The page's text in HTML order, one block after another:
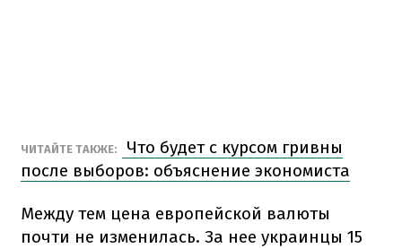
ЧИТАЙТЕ ТАКЖЕ:
Что будет с курсом гривны
после выборов: объяснение экономиста
Между тем цена европейской валюты
почти не изменилась. За нее украинцы 15